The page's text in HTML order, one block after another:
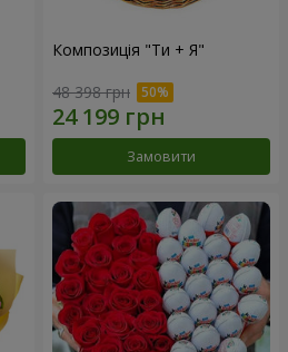
Композиція "Ти + Я"
48 398 грн
Замовити